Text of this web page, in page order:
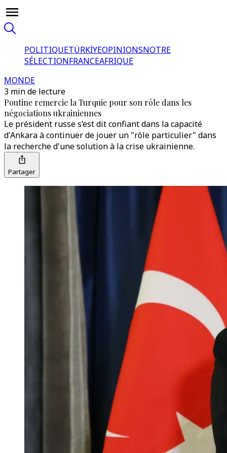
POLITIQUETÜRKİYEOPINIONSNOTRE
SÉLECTIONFRANCEAFRIQUE
MONDE
3 min de lecture
Poutine remercie la Turquie pour son rôle dans les
négociations ukrainiennes
Le président russe s’est dit confiant dans la capacité
d'Ankara à continuer de jouer un "rôle particulier" dans
la recherche d'une solution à la crise ukrainienne.
Partager